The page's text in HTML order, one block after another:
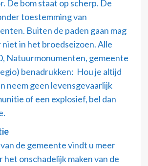
De bom staat op scherp. De
toestemming van
Buiten de paden gaan mag
in het broedseizoen. Alle
Natuurmonumenten, gemeente
benadrukken: Hou je altijd
neem geen levensgevaarlijk
of een explosief, bel dan
de gemeente vindt u meer
onschadelijk maken van de